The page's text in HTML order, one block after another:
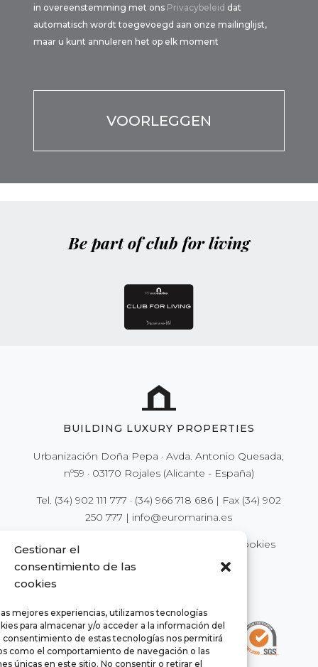
Gestionar el
consentimiento de las
cookies
mejores experiencias, utilizamos tecnologías
para almacenar y/o acceder a la información del
consentimiento de estas tecnologías nos permitirá
como el comportamiento de navegación o las
únicas en este sitio. No consentir o retirar el
in overeenstemming met ons Privacybeleid dat
automatisch wordt toegevoegd aan onze mailinglijst,
maar u kunt annuleren het op elk moment
Be part of club for living
BUILDING LUXURY PROPERTIES
Urbanización Doña Pepa · Avda. Antonio Quesada,
nº59 · 03170 Rojales (Alicante - España)
Tel. (34) 902 111 777 · (34) 966 718 686| Fax (34) 902
250 777 | info@euromarina.es
© 2021 Euromarina · Cookies